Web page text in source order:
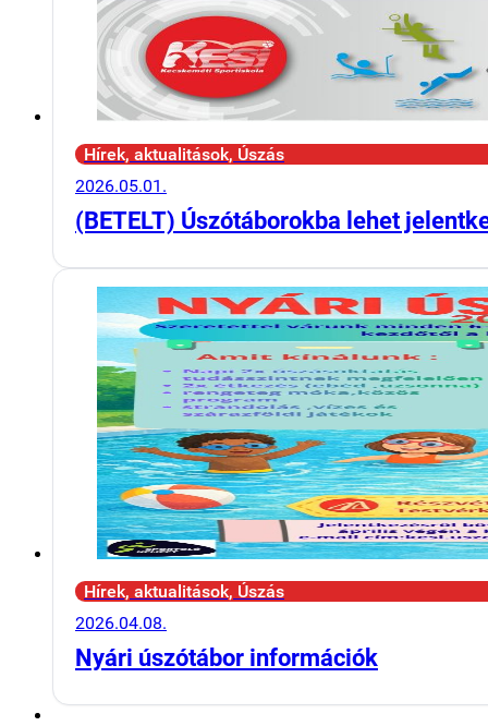
Hírek, aktualitások, Úszás
2026.05.01.
(BETELT) Úszótáborokba lehet
Hírek, aktualitások, Úszás
2026.04.08.
Nyári úszótábor információk